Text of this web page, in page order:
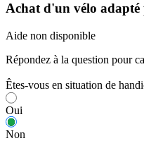
Achat d'un vélo
Aide non disponible
Répondez à la question pour
Êtes-vous en situation de
Oui
Non